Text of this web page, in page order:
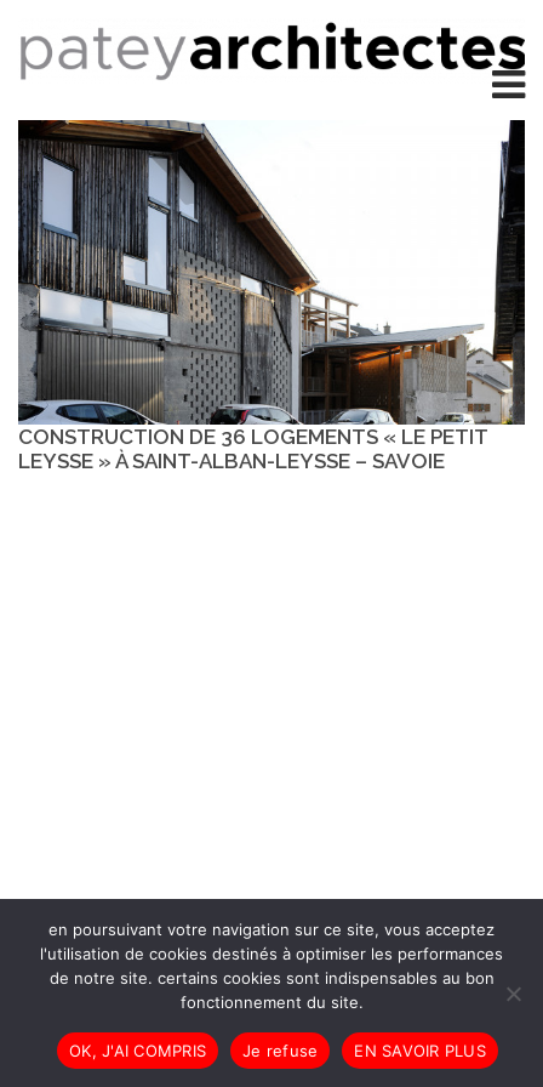
CONSTRUCTION DE 36 LOGEMENTS « LE PETIT
LEYSSE » À SAINT-ALBAN-LEYSSE – SAVOIE
en poursuivant votre navigation sur ce site, vous acceptez
l'utilisation de cookies destinés à optimiser les performances
de notre site. certains cookies sont indispensables au bon
fonctionnement du site.
OK, J'AI COMPRIS Je refuse EN SAVOIR PLUS